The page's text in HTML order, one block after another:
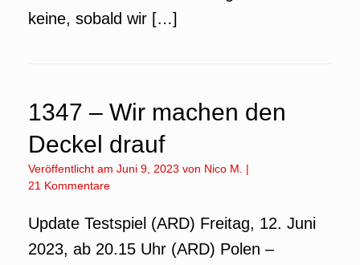
keine, sobald wir […]
1347 – Wir machen den
Deckel drauf
Veröffentlicht am Juni 9, 2023 von Nico M.
|
21 Kommentare
Update Testspiel (ARD) Freitag, 12. Juni
2023, ab 20.15 Uhr (ARD) Polen –